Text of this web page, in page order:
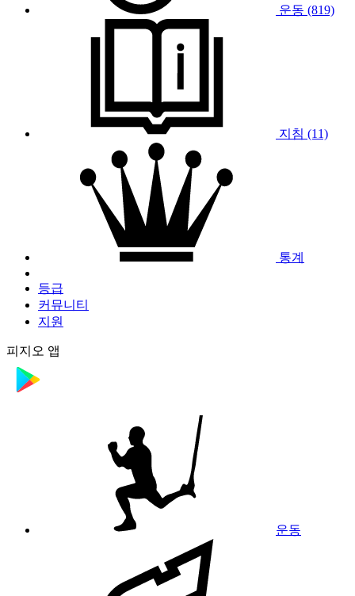
운동 (819)
지침 (11)
통계
등급
커뮤니티
지원
피지오 앱
운동